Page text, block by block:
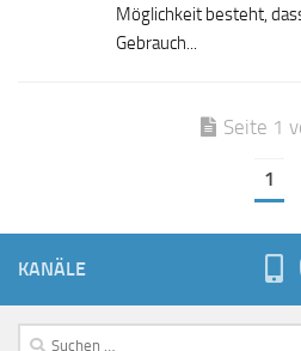
Möglichkeit besteht,
Gebrauch...
Seite 1
1
KANÄLE
Suchen